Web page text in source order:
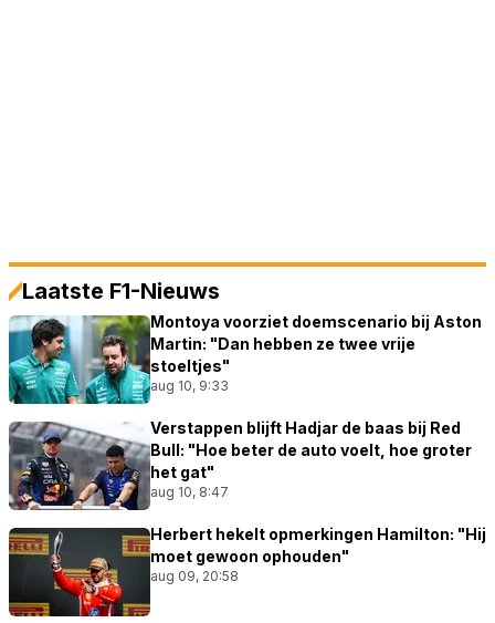
Laatste F1-Nieuws
Montoya voorziet doemscenario bij Aston
Martin: "Dan hebben ze twee vrije
stoeltjes"
aug 10, 9:33
Verstappen blijft Hadjar de baas bij Red
Bull: "Hoe beter de auto voelt, hoe groter
het gat"
aug 10, 8:47
Herbert hekelt opmerkingen Hamilton: "Hij
moet gewoon ophouden"
aug 09, 20:58